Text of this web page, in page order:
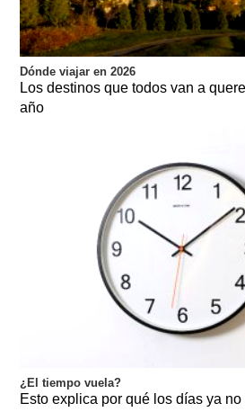
Dónde viajar en 2026
Los destinos que todos van a
año
¿El tiempo vuela?
Esto explica por qué los días ya no